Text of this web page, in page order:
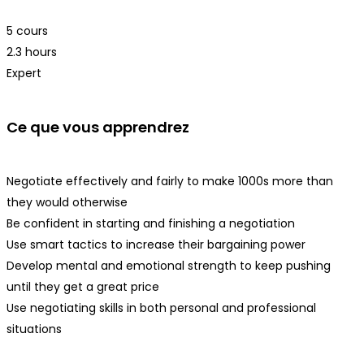
5 cours
2.3 hours
Expert
Ce que vous apprendrez
Negotiate effectively and fairly to make 1000s more than
they would otherwise
Be confident in starting and finishing a negotiation
Use smart tactics to increase their bargaining power
Develop mental and emotional strength to keep pushing
until they get a great price
Use negotiating skills in both personal and professional
situations